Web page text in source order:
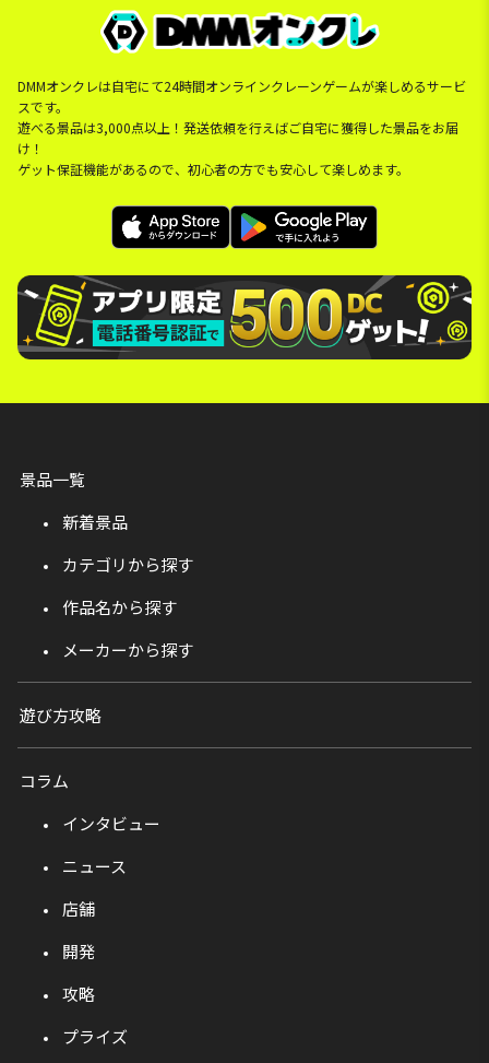
DMMオンクレは自宅にて24時間オンラインクレーンゲームが楽しめるサービ
スです。
遊べる景品は3,000点以上！発送依頼を行えばご自宅に獲得した景品をお届
け！
ゲット保証機能があるので、初心者の方でも安心して楽しめます。
景品一覧
新着景品
カテゴリから探す
作品名から探す
メーカーから探す
遊び方攻略
コラム
インタビュー
ニュース
店舗
開発
攻略
プライズ